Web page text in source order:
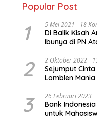
Popular Post
1 5 Mei 2021 18
Di Balik Kisah
Ibunya di PN
2 2 Oktober 2022
Sejumput
Lomblen Mania
3 26 Februari 2023
Bank
untuk